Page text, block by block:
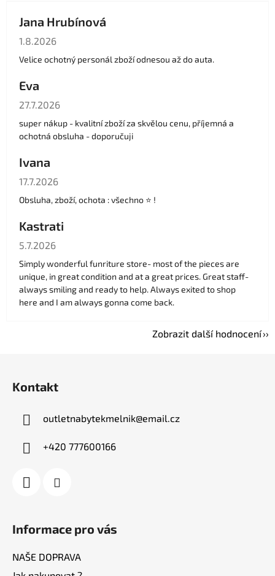
Jana Hrubínová
Hodnocení obchodu je 5 z 5 hvězdiček.
1.8.2026
Velice ochotný personál zboží odnesou až do auta.
Eva
Hodnocení obchodu je 5 z 5 hvězdiček.
27.7.2026
super nákup - kvalitní zboží za skvělou cenu, příjemná a
ochotná obsluha - doporučuji
Ivana
Hodnocení obchodu je 5 z 5 hvězdiček.
17.7.2026
Obsluha, zboží, ochota : všechno ⭐️ !
Kastrati
Hodnocení obchodu je 5 z 5 hvězdiček.
5.7.2026
Simply wonderful funriture store- most of the pieces are
unique, in great condition and at a great prices. Great staff-
always smiling and ready to help. Always exited to shop
here and I am always gonna come back.
Zobrazit další hodnocení
Kontakt
outletnabytekmelnik@email.cz
+420 777600166
Informace pro vás
NAŠE DOPRAVA